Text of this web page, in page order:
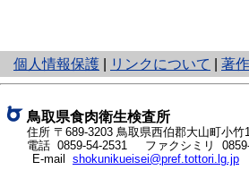
個人情報保護
と
り
ッ
ト
へ
の
リンクについて 著
鳥取県食肉衛生検査所
住所 〒689-3203 鳥取県西伯郡大山町小竹
電話 0859-54-2531
ファクシミリ
E-mail shokunikueisei@pref.tottori.lg.jp